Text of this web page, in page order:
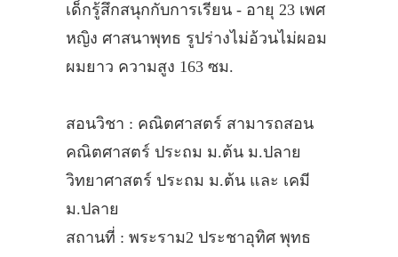
เด็กรู้สึกสนุกกับการเรียน - อายุ 23 เพศ
หญิง ศาสนาพุทธ รูปร่างไม่อ้วนไม่ผอม
ผมยาว ความสูง 163 ซม.
สอนวิชา : คณิตศาสตร์ สามารถสอน
คณิตศาสตร์ ประถม ม.ต้น ม.ปลาย
วิทยาศาสตร์ ประถม ม.ต้น และ เคมี
ม.ปลาย
สถานที่ : พระราม2 ประชาอุทิศ พุทธ